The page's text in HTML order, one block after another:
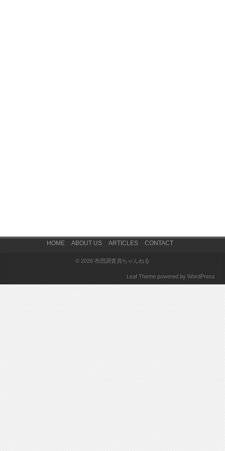
HOME ABOUT US ARTICLES CONTACT
© 2026 布団調査員ちゃんねる
Leaf Theme powered by WordPress